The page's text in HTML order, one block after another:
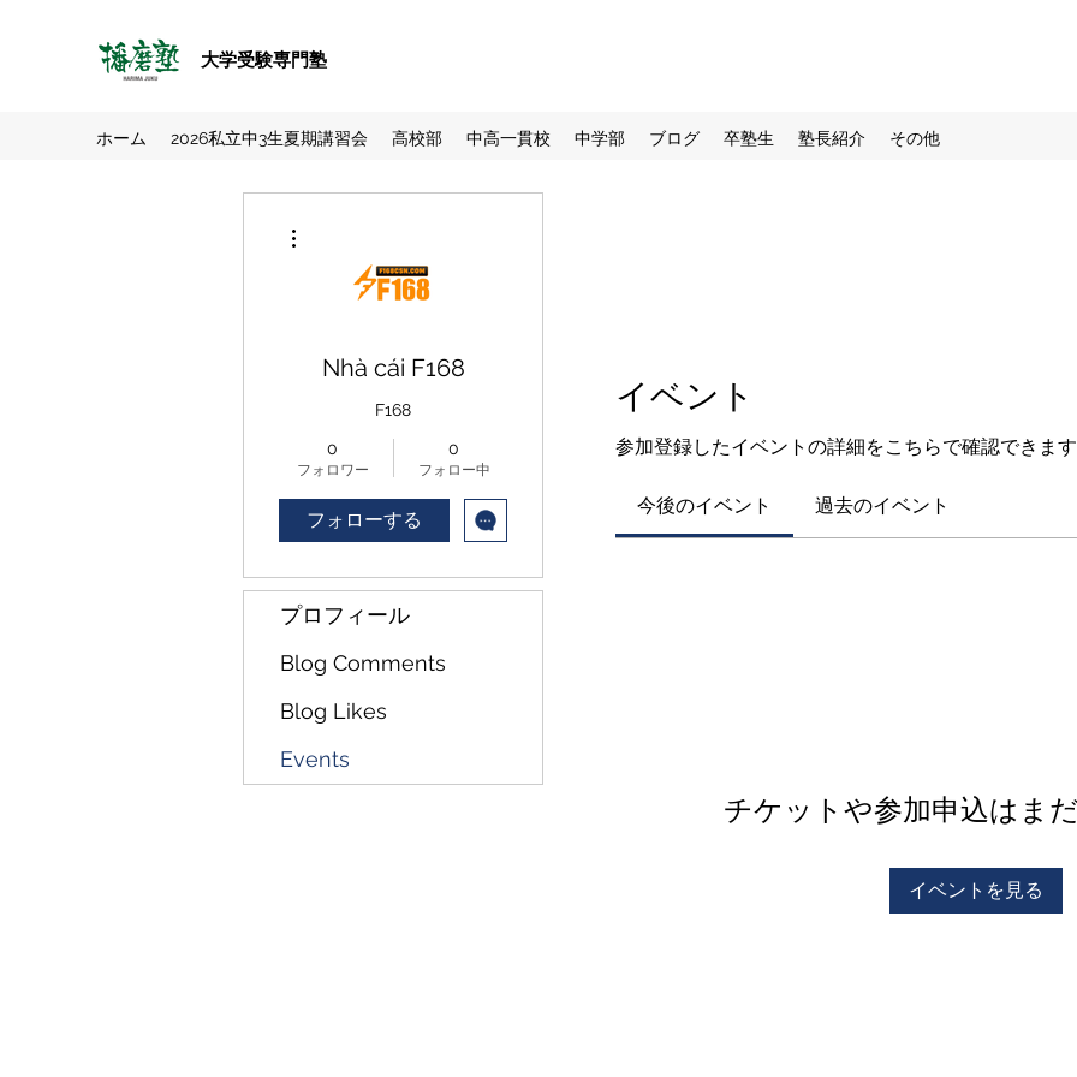
大学受験専門塾
ホーム 2026私立中3生夏期講習会 高校部 中高一貫校 中学部 ブログ 卒塾生 塾長紹介 その他
イベント
参加登録したイベントの詳細をこちらで確認できます
今後のイベント 過去のイベント
チケットや参加申込はま
イベントを見る
Nhà cái F168
F168
0
フォロワー
0
フォロー中
フォローする
プロフィール
Blog Comments
Blog Likes
Events